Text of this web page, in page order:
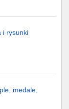
i rysunki
medale,